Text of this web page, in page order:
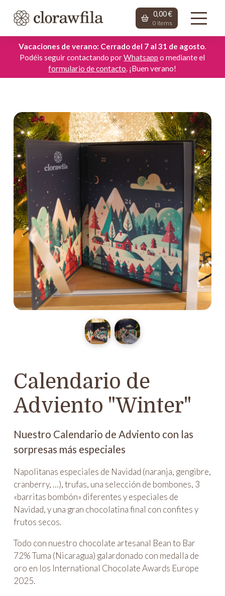
0,00€
0 items
Vacaciones de verano: Cerrado del 7 al 31 de agosto
Podéis seguir contactando porWhatsapp o mediante el
formulario de contacto . ¡Buen verano!
Calendario de
Adviento "Winter"
Nuestro Calendario de Adviento con las
sorpresas más especiales
Napolitanas especiales de Navidad (naranja, gengibre,
cranberry, …), trufas, una selección de bombones, 3
«barritas bombón» diferentes y especiales de
Navidad, y una gran chocolatina final con confites y
frutos secos.
Todo con nuestro chocolate artesanal Bean to Bar
72% Tuma (Nicaragua) galardonado con medalla de
oro en los International Chocolate Awards Europe
2025.